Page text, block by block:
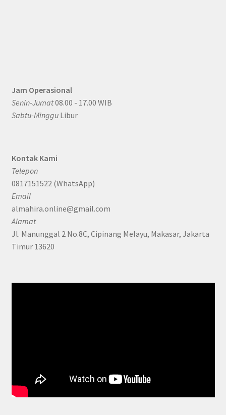
Jam Operasional
Senin-Jumat08.00 - 17.00 WIB
Sabtu-MingguLibur
Kontak Kami
Telepon
0817151522 (WhatsApp)
Email
almahira.online@gmail.com
Alamat
Jl. Manunggal 2 No.8C, Cipinang Melayu, Makasar, Jakarta
Timur 13620